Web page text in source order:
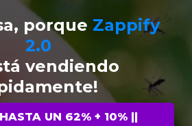
porque Zappify
2.0
vendiendo
UN 62% + 10% ||